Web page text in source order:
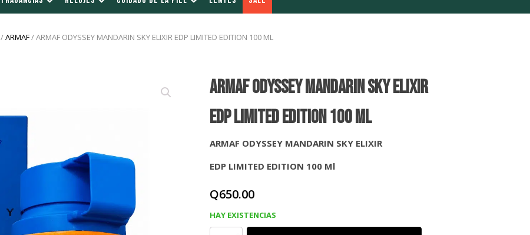
/ARMAF/ ARMAF ODYSSEY MANDARIN SKY ELIXIR EDP LIMITED EDITION 100 ML
ARMAF ODYSSEY MANDARIN SKY ELIXIR
EDP LIMITED EDITION 100 Ml
ARMAF ODYSSEY MANDARIN SKY ELIXIR
EDP LIMITED EDITION 100 Ml
Q650.00
HAY EXISTENCIAS